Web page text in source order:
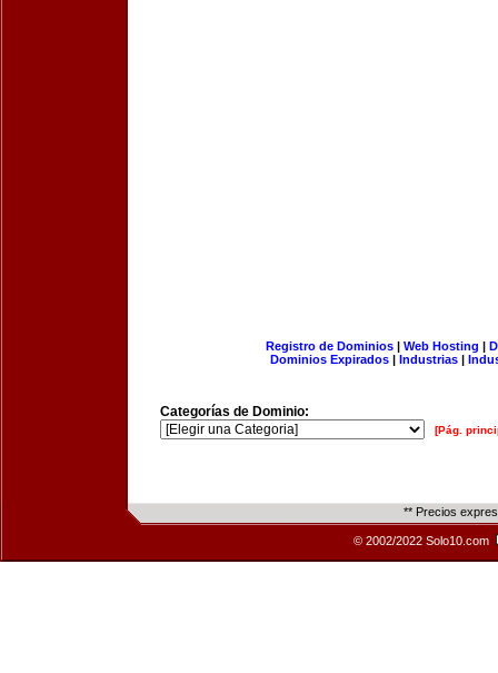
Registro de Dominios| Web Hosting |
Dominios Expirados | Industrias |
Categorías de Dominio:
[Pág.
** Precios
© 2002/2022 Solo10.com